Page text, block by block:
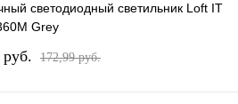
светодиодный светильник Loft IT
Grey
172,99 pуб.